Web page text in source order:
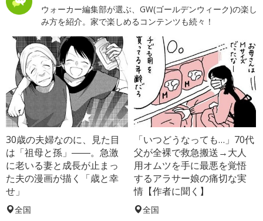
ウォーカー編集部が選ぶ、GW(ゴールデンウィーク)の楽し
み方を紹介。家で楽しめるコンテンツも続々！
30歳の夫婦なのに、見た目
は「祖母と孫」――。急激
に老いる妻と成長が止まっ
た夫の漫画が描く「歳と幸
せ」
全国
「いつどうなっても…」70代
父が全裸で救急搬送→大人
用オムツを手に最悪を覚悟
するアラサー娘の痛切な実
情【作者に聞く】
全国